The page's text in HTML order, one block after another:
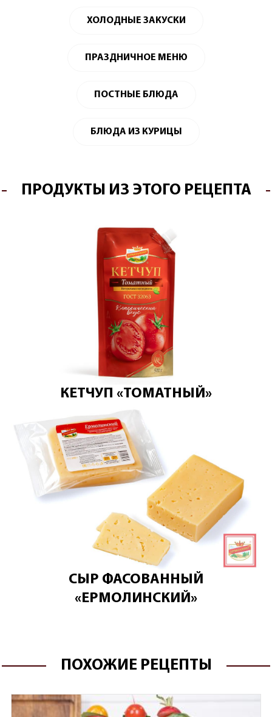
ХОЛОДНЫЕ ЗАКУСКИ
ПРАЗДНИЧНОЕ МЕНЮ
ПОСТНЫЕ БЛЮДА
БЛЮДА ИЗ КУРИЦЫ
ПРОДУКТЫ ИЗ ЭТОГО РЕЦЕПТА
КЕТЧУП «ТОМАТНЫЙ»
СЫР ФАСОВАННЫЙ
«ЕРМОЛИНСКИЙ»
ПОХОЖИЕ РЕЦЕПТЫ